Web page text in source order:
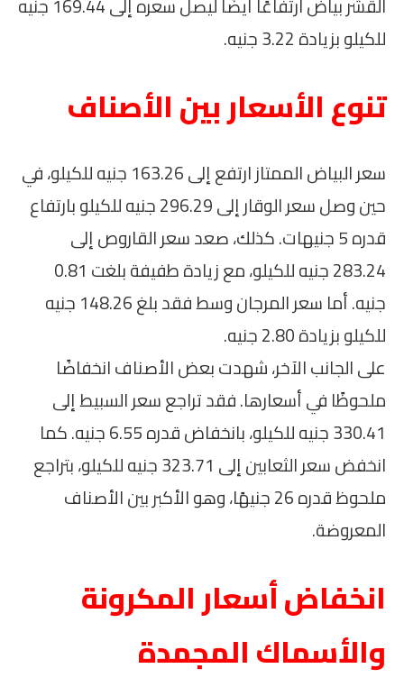
للكيلو بزيادة 3.22 جنيه.
تنوع الأسعار بين الأصناف
سعر البياض الممتاز ارتفع إلى 163.26 جنيه للكيلو، في
حين وصل سعر الوقار إلى 296.29 جنيه للكيلو بارتفاع
قدره 5 جنيهات. كذلك، صعد سعر القاروص إلى
283.24 جنيه للكيلو، مع زيادة طفيفة بلغت 0.81
جنيه. أما سعر المرجان وسط فقد بلغ 148.26 جنيه
للكيلو بزيادة 2.80 جنيه.
على الجانب الآخر، شهدت بعض الأصناف انخفاضًا
ملحوظًا في أسعارها. فقد تراجع سعر السبيط إلى
330.41 جنيه للكيلو، بانخفاض قدره 6.55 جنيه. كما
انخفض سعر الثعابين إلى 323.71 جنيه للكيلو، بتراجع
ملحوظ قدره 26 جنيهًا، وهو الأكبر بين الأصناف
المعروضة.
انخفاض أسعار المكرونة
والأسماك المجمدة